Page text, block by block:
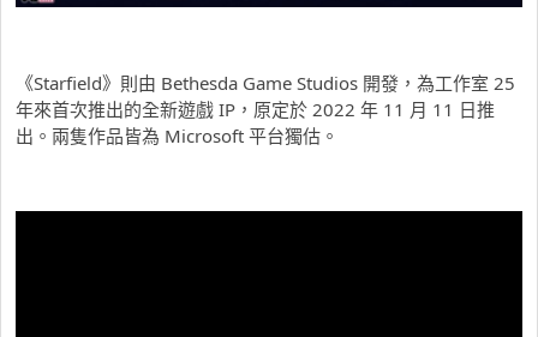
《Starfield》則由 Bethesda Game Studios 開發，為工作室 25
年來首次推出的全新遊戲 IP，原定於 2022 年 11 月 11 日推
出。兩隻作品皆為 Microsoft 平台獨估。